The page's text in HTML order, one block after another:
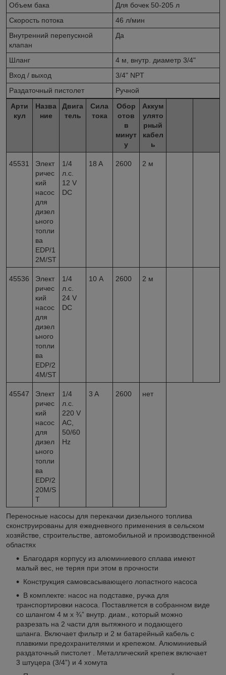
Объем бака
Для бочек 50-205 л
Скорость потока
46 л/мин
Внутренний перепускной
клапан
Да
Шланг
4 м, внутр. диаметр 3/4"
Вход / выход
3/4" NPT
Раздаточный пистолет
Ручной
Арти
кул
Назва
ние
Двига
тель
Сила
тока
Обор
отов
в
минут
у
Аккум
улято
рный
кабел
ь
45531
Элект
ричес
кий
насос
для
дизел
ьного
топли
ва
EDP/1
2M/ST
1/4
л.с.
12 V
DC
18 A 2600 2 м
45536
Элект
ричес
кий
насос
для
дизел
ьного
топли
ва
EDP/2
4M/ST
1/4
л.с.
24 V
DC
10 А 2600 2 м
45547
Элект
ричес
кий
насос
для
дизел
ьного
топли
ва
EDP/2
20M/S
T
1/4
л.с.
220 V
AC,
50/60
Hz
3 A 2600 нет
Переносные насосы для перекачки дизельного топлива
сконструированы для ежедневного применения в сельском
хозяйстве, строительстве, автомобильной и производственной
областях
Благодаря корпусу из алюминиевого сплава имеют
малый вес, не теряя при этом в прочности
Конструкция самовсасывающего лопастного насоса
В комплекте: насос на подставке, ручка для
транспортировки насоса. Поставляется в собранном виде
со шлангом 4 м x ¾” внутр. диам., который можно
разрезать на 2 части для вытяжного и подающего
шланга. Включает фильтр и 2 м батарейный кабель с
плавкими предохранителями и крепежом. Алюминиевый
раздаточный пистолет . Металлический крепеж включает
3 штуцера (3/4”) и 4 хомута